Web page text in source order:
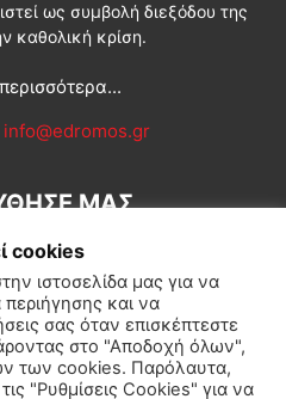
ως συμβολή διεξόδου της
καθολική κρίση.
info@edromos.gr
ΜΑΣ
Διεθνή Κοινωνία
cookies
ιστοσελίδα μας για να
περιήγησης και να
σας όταν επισκέπτεστε
στο "Αποδοχή όλων",
των cookies. Παρόλαυτα,
"Ρυθμίσεις Cookies" για να